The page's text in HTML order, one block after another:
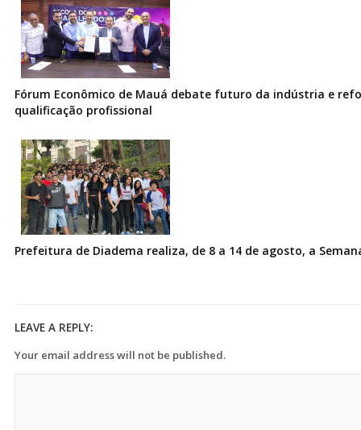
Fórum Econômico de Mauá debate futuro da indústria e
qualificação profissional
Prefeitura de Diadema realiza, de 8 a 14 de agosto, a
LEAVE A REPLY:
Your email address will not be published.